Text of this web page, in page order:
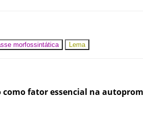
morfossintática Lema
comofatoressencial na